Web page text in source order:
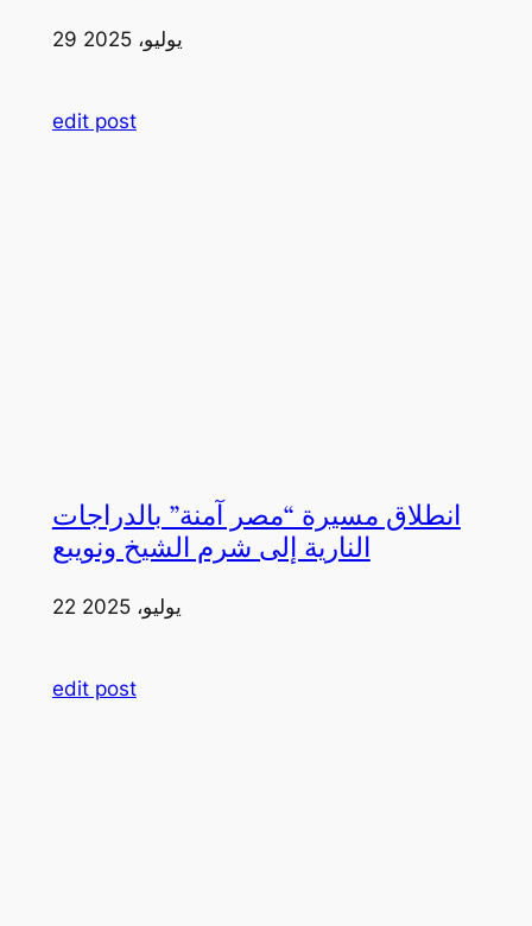
29 يوليو، 2025
edit post
انطلاق مسيرة “مصر آمنة” بالدراجات
النارية إلى شرم الشيخ ونويبع
22 يوليو، 2025
edit post